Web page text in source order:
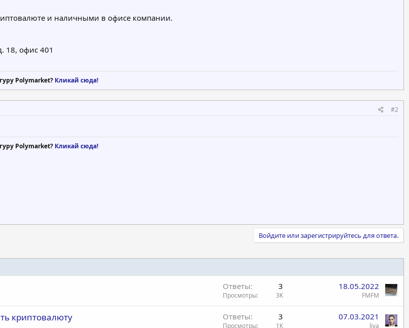
и наличными в офисе компании.
18, офис 401
Polymarket? Кликай сюда!
#2
Polymarket? Кликай сюда!
Войдите или зарегистрируйтесь для ответа.
Ответы 3
Просмотры 3K
18.05.2022
FMFM
криптовалюту Ответы 3
Просмотры 1K
07.03.2021
liva